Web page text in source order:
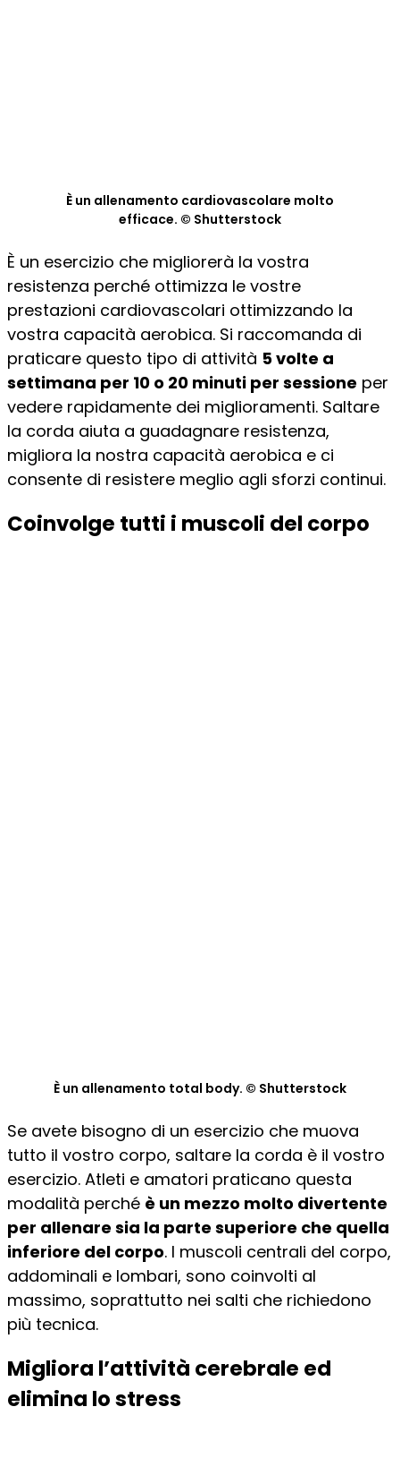
È un allenamento cardiovascolare molto
efficace. © Shutterstock
È un esercizio che migliorerà la vostra
resistenza perché ottimizza le vostre
prestazioni cardiovascolari ottimizzando la
vostra capacità aerobica. Si raccomanda di
praticare questo tipo di attività 5 volte a
settimana per 10 o 20 minuti per sessione per
vedere rapidamente dei miglioramenti. Saltare
la corda aiuta a guadagnare resistenza,
migliora la nostra capacità aerobica e ci
consente di resistere meglio agli sforzi continui.
Coinvolge tutti i muscoli del corpo
È un allenamento total body. © Shutterstock
Se avete bisogno di un esercizio che muova
tutto il vostro corpo, saltare la corda è il vostro
esercizio. Atleti e amatori praticano questa
modalità perché è un mezzo molto divertente
per allenare sia la parte superiore che quella
inferiore del corpo. I muscoli centrali del corpo,
addominali e lombari, sono coinvolti al
massimo, soprattutto nei salti che richiedono
più tecnica.
Migliora l’attività cerebrale ed
elimina lo stress